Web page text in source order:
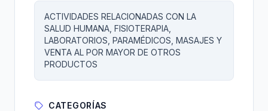
ACTIVIDADES RELACIONADAS CON LA
SALUD HUMANA, FISIOTERAPIA,
LABORATORIOS, PARAMÉDICOS, MASAJES Y
VENTA AL POR MAYOR DE OTROS
PRODUCTOS
CATEGORÍAS